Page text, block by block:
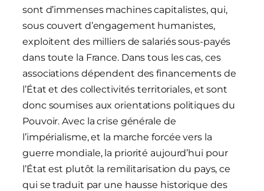
sont d’immenses machines capitalistes, qui,
sous couvert d’engagement humanistes,
exploitent des milliers de salariés sous-payés
dans toute la France. Dans tous les cas, ces
associations dépendent des financements de
l’État et des collectivités territoriales, et sont
donc soumises aux orientations politiques du
Pouvoir. Avec la crise générale de
l’impérialisme, et la marche forcée vers la
guerre mondiale, la priorité aujourd’hui pour
l’État est plutôt la remilitarisation du pays, ce
qui se traduit par une hausse historique des